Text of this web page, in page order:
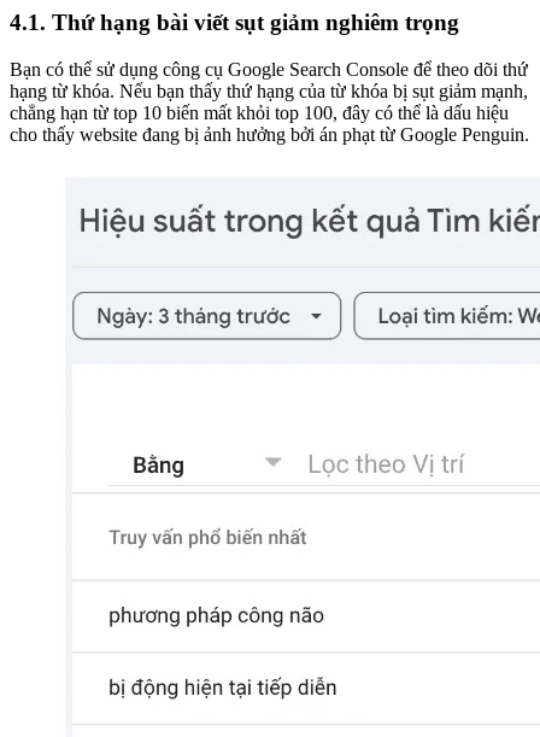
4.1. Thứ hạng bài viết sụt giảm nghiêm trọng
Bạn có thể sử dụng công cụ Google Search Console để theo dõi thứ
hạng từ khóa. Nếu bạn thấy thứ hạng của từ khóa bị sụt giảm mạnh,
chẳng hạn từ top 10 biến mất khỏi top 100, đây có thể là dấu hiệu
cho thấy website đang bị ảnh hưởng bởi án phạt từ Google Penguin.